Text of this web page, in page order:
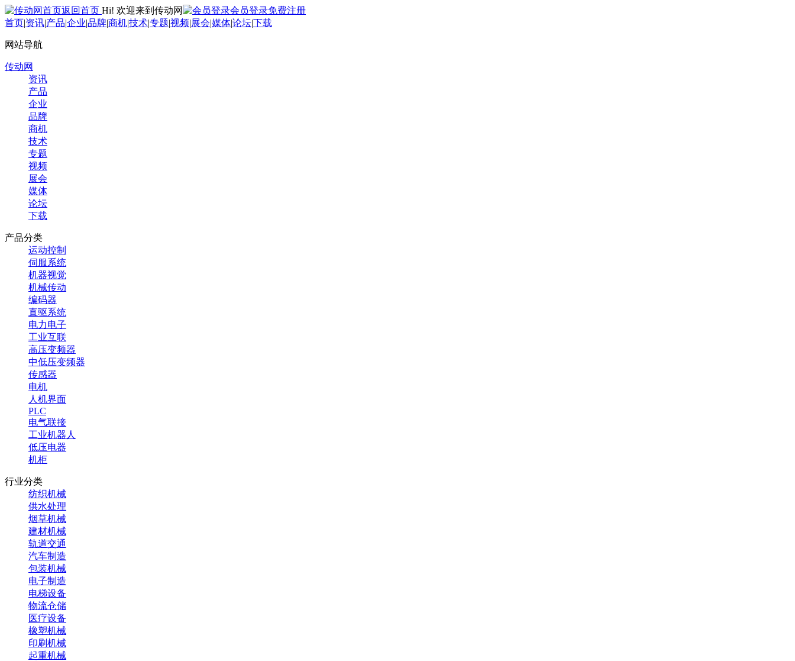
返回首页 Hi! 欢迎来到传动网 会员登录免费注册
首页|资讯|产品|企业|品牌|商机|技术|专题|视频|展会|媒体|论坛|下载
网站导航
传动网
资讯
产品
企业
品牌
商机
技术
专题
视频
展会
媒体
论坛
下载
产品分类
运动控制
伺服系统
机器视觉
机械传动
编码器
直驱系统
电力电子
工业互联
高压变频器
中低压变频器
传感器
电机
人机界面
PLC
电气联接
工业机器人
低压电器
机柜
行业分类
纺织机械
供水处理
烟草机械
建材机械
轨道交通
汽车制造
包装机械
电子制造
电梯设备
物流仓储
医疗设备
橡塑机械
印刷机械
起重机械